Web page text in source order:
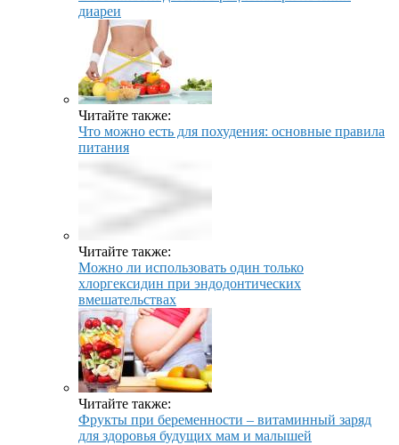
диареи
Читайте также:
Что можно есть для похудения: основные правила
питания
Читайте также:
Можно ли использовать один только
хлоргексидин при эндодонтических
вмешательствах
Читайте также:
Фрукты при беременности – витаминный заряд
для здоровья будущих мам и малышей